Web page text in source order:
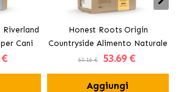
Cani
Honest Roots Origin
Countryside Alimento Naturale
per Cani con Pollo e Manzo
63.16 € 53.69 €
Aggiungi